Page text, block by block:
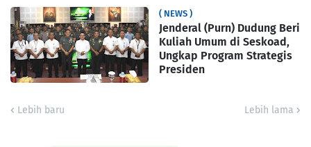
( NEWS )
Jenderal (Purn) Dudung Beri
Kuliah Umum di Seskoad,
Ungkap Program Strategis
Presiden
Lebih baru Lebih lama